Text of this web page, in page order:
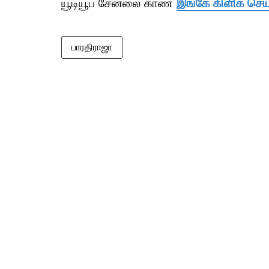
யூடியூப் சேனலை காண இங்கே கிளிக்
பாரதிராஜா